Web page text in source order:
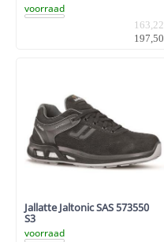
voorraad
163,22
197,50
Jallatte Jaltonic SAS 573550
S3
voorraad